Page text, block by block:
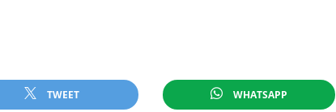
TWEET WHATSAPP